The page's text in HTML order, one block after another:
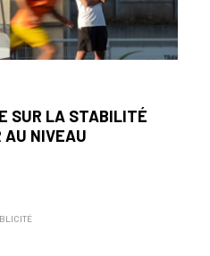
SUR LA STABILITÉ
AU NIVEAU